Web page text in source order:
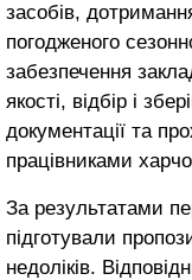
засобів,
погодженого
забезпечення
якості, відбір і
документації та
працівниками
За результатами
підготували
недоліків.